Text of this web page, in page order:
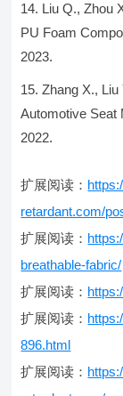
Liu Q., Zhou
PU Foam
2023.
Zhang X., Liu
Automotive Seat
2022.
扩展阅读：
retardant.com/
扩展阅读：
breathable-fabric/
扩展阅读：
扩展阅读：
896.html
扩展阅读：